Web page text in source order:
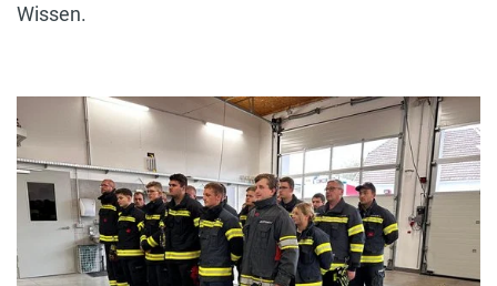
Wissen.